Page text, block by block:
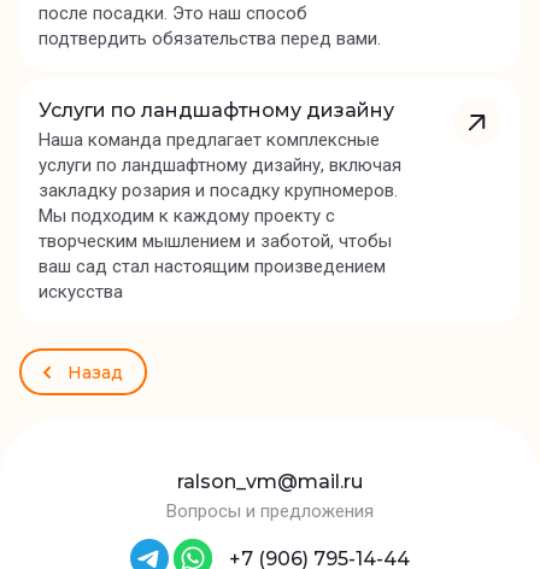
после посадки. Это наш способ
подтвердить обязательства перед вами.
Услуги по ландшафтному дизайну
Наша команда предлагает комплексные
услуги по ландшафтному дизайну, включая
закладку розария и посадку крупномеров.
Мы подходим к каждому проекту с
творческим мышлением и заботой, чтобы
ваш сад стал настоящим произведением
искусства
Назад
ralson_vm@mail.ru
Вопросы и предложения
+7 (906) 795-14-44